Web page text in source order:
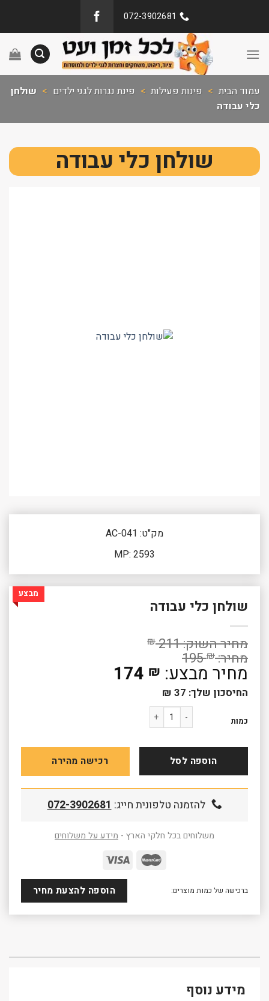
072-3902681
עמוד הבית > פינות פעילות > פינת נגרות לגני ילדים > שולחן
כלי עבודה
שולחן כלי עבודה
מק"ט: AC-041
MP: 2593
מבצע
שולחן כלי עבודה
211
₪
195₪
המחיר
המקורי
היה:
195 ₪.
174 ₪
המחיר
הנוכחי
הוא:
החיסכון שלך: ₪
כמות
כמות של שולחן כלי עבודה
הוספה לסל רכישה מהירה
להזמנה טלפונית חייג: 072-3902681
משלוחים בכל חלקי הארץ - מידע על משלוחים
ברכישה של כמות מוצרים: הוספה להצעת מחיר
מידע נוסף